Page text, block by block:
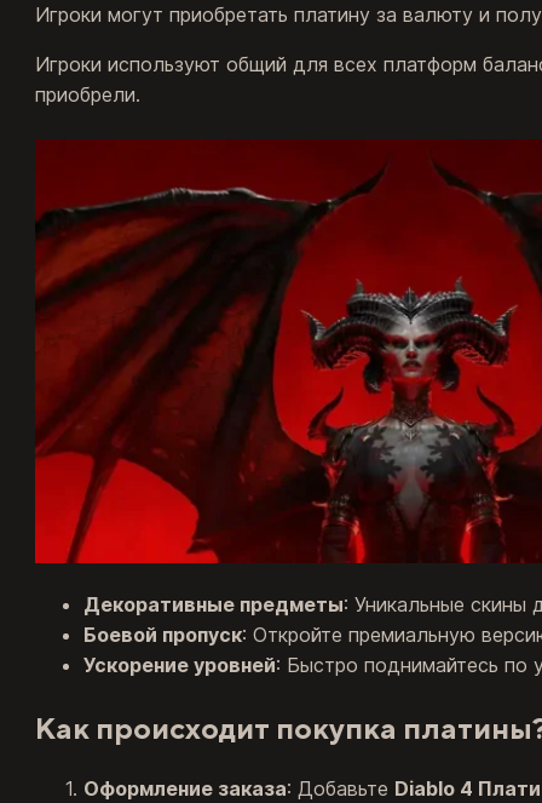
Игроки могут приобретать платину за валюту и
Игроки используют общий для всех платформ
приобрели.
Декоративные предметы: Уникальные скины
Боевой пропуск: Откройте премиальную
Ускорение уровней: Быстро поднимайтесь по
Как происходит покупка
Оформление заказа: Добавьте Diablo 4